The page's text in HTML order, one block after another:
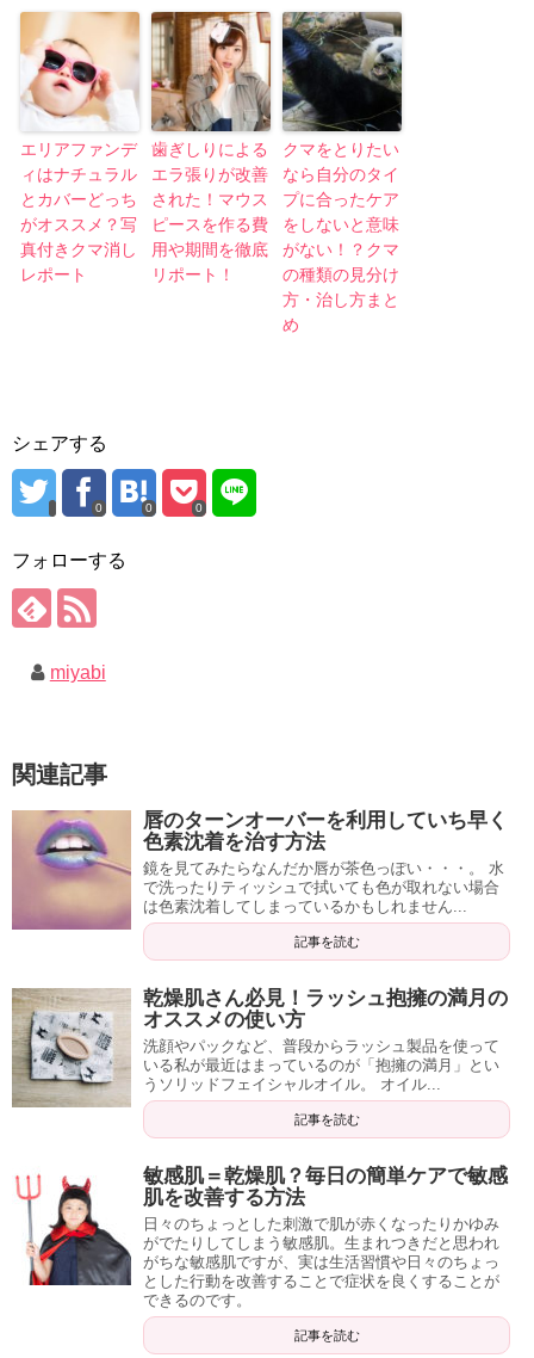
エリアファンデ
ィはナチュラル
とカバーどっち
がオススメ？写
真付きクマ消し
レポート
歯ぎしりによる
エラ張りが改善
された！マウス
ピースを作る費
用や期間を徹底
リポート！
クマをとりたい
なら自分のタイ
プに合ったケア
をしないと意味
がない！？クマ
の種類の見分け
方・治し方まと
め
シェアする
0 0 0
フォローする
miyabi
関連記事
唇のターンオーバーを利用していち早く
色素沈着を治す方法
鏡を見てみたらなんだか唇が茶色っぽい・・・。 水
で洗ったりティッシュで拭いても色が取れない場合
は色素沈着してしまっているかもしれません...
記事を読む
乾燥肌さん必見！ラッシュ抱擁の満月の
オススメの使い方
洗顔やパックなど、普段からラッシュ製品を使って
いる私が最近はまっているのが「抱擁の満月」とい
うソリッドフェイシャルオイル。 オイル...
記事を読む
敏感肌＝乾燥肌？毎日の簡単ケアで敏感
肌を改善する方法
日々のちょっとした刺激で肌が赤くなったりかゆみ
がでたりしてしまう敏感肌。生まれつきだと思われ
がちな敏感肌ですが、実は生活習慣や日々のちょっ
とした行動を改善することで症状を良くすることが
できるのです。
記事を読む